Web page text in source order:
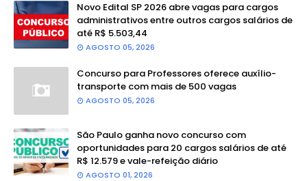
Novo Edital SP 2026 abre vagas para cargos
administrativos entre outros cargos salários de
até R$ 5.503,44
AGOSTO 05, 2026
Concurso para Professores oferece auxílio-
transporte com mais de 500 vagas
AGOSTO 05, 2026
São Paulo ganha novo concurso com
oportunidades para 20 cargos salários de até
R$ 12.579 e vale-refeição diário
AGOSTO 01, 2026